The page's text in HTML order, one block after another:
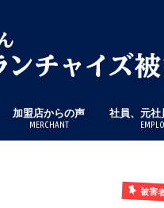
加盟店からの声
MERCHANT
社員、元社
被害